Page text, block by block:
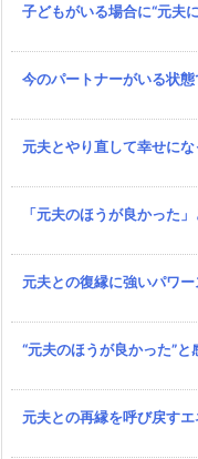
子どもがいる場合に“元夫
今のパートナーがいる状
元夫とやり直して幸せに
「元夫のほうが良かった
元夫との復縁に強いパワ
“元夫のほうが良かった”
元夫との再縁を呼び戻す